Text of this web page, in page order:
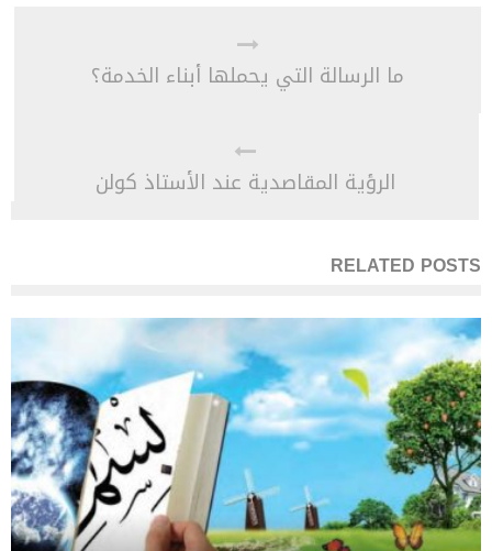
ما الرسالة التي يحملها أبناء الخدمة؟
الرؤية المقاصدية عند الأستاذ كولن
RELATED POSTS